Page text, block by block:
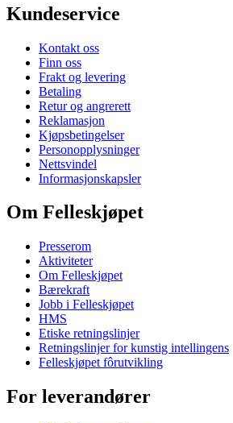
Kundeservice
Kontakt oss
Finn oss
Frakt og levering
Betaling
Retur og angrerett
Reklamasjon
Kjøpsbetingelser
Personopplysninger
Nettsvindel
Informasjonskapsler
Om Felleskjøpet
Presserom
Aktiviteter
Om Felleskjøpet
Bærekraft
Jobb i Felleskjøpet
HMS
Etiske retningslinjer
Retningslinjer for kunstig intellingens
Felleskjøpet fôrutvikling
For leverandører